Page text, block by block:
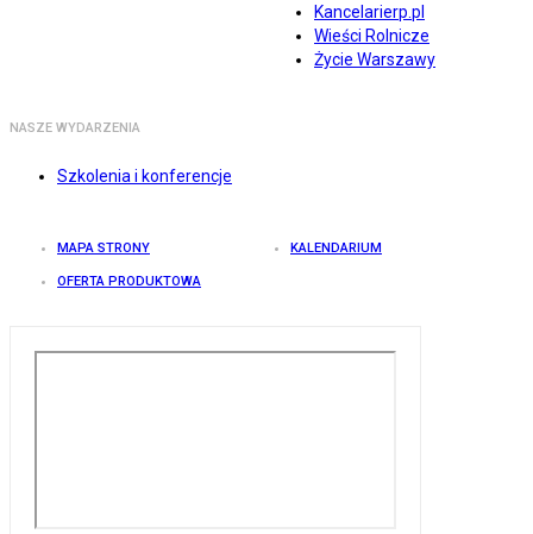
Kancelarierp.pl
Wieści Rolnicze
Życie Warszawy
NASZE WYDARZENIA
Szkolenia i konferencje
MAPA STRONY KALENDARIUM
OFERTA PRODUKTOWA